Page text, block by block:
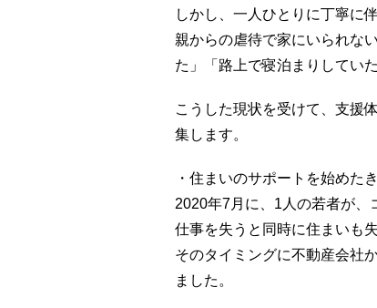
しかし、一人ひとりに丁寧に
親からの虐待で家にいられな
た」「路上で寝泊まりしてい
こうした現状を受けて、支援
集します。
・住まいのサポートを始めた
2020年7月に、1人の若者が、
仕事を失うと同時に住まいも
そのタイミングに不動産会社
ました。